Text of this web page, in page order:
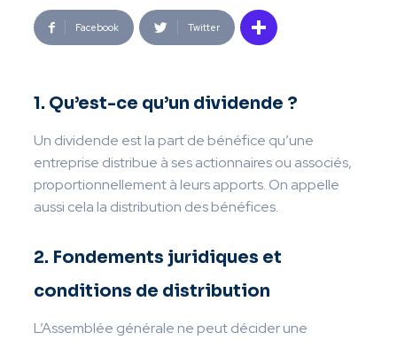
Facebook Twitter
1. Qu’est-ce qu’un dividende ?
Un dividende est la part de bénéfice qu’une
entreprise distribue à ses actionnaires ou associés,
proportionnellement à leurs apports. On appelle
aussi cela la distribution des bénéfices.
2. Fondements juridiques et
conditions de distribution
L’Assemblée générale ne peut décider une